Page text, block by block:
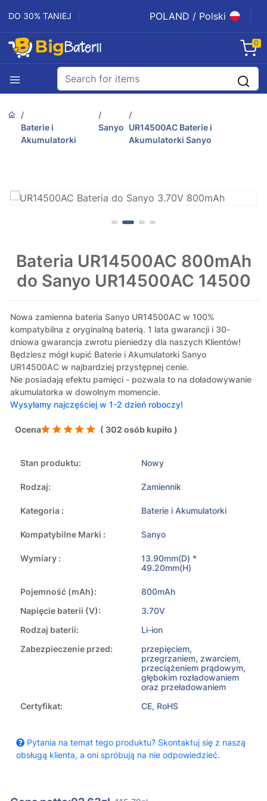
DO 30% TANIEJ POLAND / Polski
0
Baterie i
Akumulatorki
Sanyo UR14500AC Baterie i
Akumulatorki Sanyo
Bateria UR14500AC 800mAh
do Sanyo UR14500AC 14500
Nowa zamienna bateria Sanyo UR14500AC w 100%
kompatybilna z oryginalną baterią. 1 lata gwarancji i 30-
dniowa gwarancja zwrotu pieniedzy dla naszych Klientów!
Będziesz mógł kupić Baterie i Akumulatorki Sanyo
UR14500AC w najbardziej przystępnej cenie.
Nie posiadają efektu pamięci - pozwala to na doładowywanie
akumulatorka w dowolnym momencie.
Wysyłamy najczęściej w 1-2 dzień roboczy!
Ocena ( 302 osób kupiło )
Stan produktu: Nowy
Rodzaj: Zamiennik
Kategoria : Baterie i Akumulatorki
Kompatybilne Marki : Sanyo
Wymiary :
13.90mm(D) *
49.20mm(H)
Pojemność (mAh):
800mAh
Napięcie baterii (V):
3.70V
Rodzaj baterii:
Li-ion
Zabezpieczenie przed:
przepięciem,
przegrzaniem, zwarciem,
przeciążeniem prądowym,
głębokim rozładowaniem
oraz przeładowaniem
Certyfikat:
CE, RoHS
Pytania na temat tego produktu? Skontaktuj się z naszą
obsługą klienta, a oni spróbują na nie odpowiedzieć.